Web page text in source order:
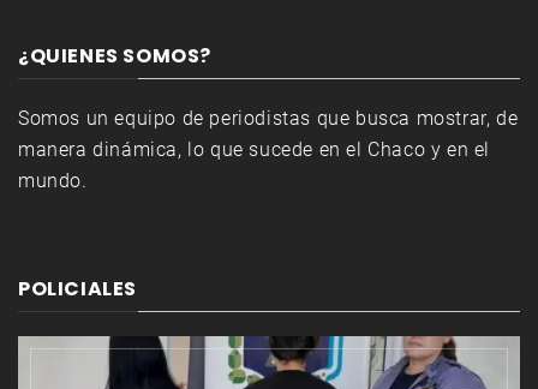
¿QUIENES SOMOS?
Somos un equipo de periodistas que busca mostrar, de
manera dinámica, lo que sucede en el Chaco y en el
mundo.
POLICIALES